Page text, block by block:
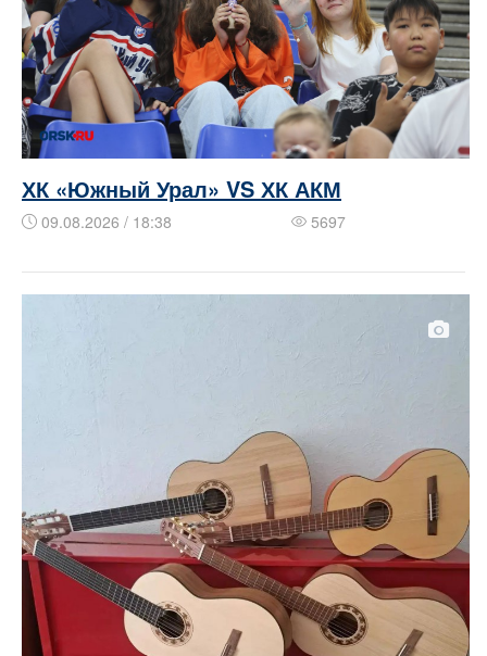
ХК «Южный Урал» VS ХК АКМ
09.08.2026 / 18:38 5697